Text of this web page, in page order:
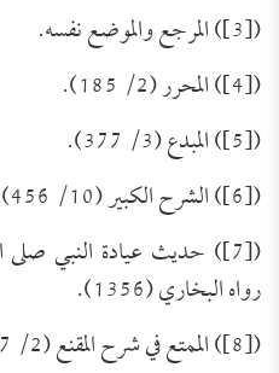
([3]) المرجع والموضع نفسه.
([4]) المحرر (2/ 185).
([5]) المبدع (3/ 377).
([6]) الشرح الكبير (10/ 456).
([7]) حديث عيادة النبي صلى
رواه البخاري (1356).
([8]) الممتع في شرح المقنع (2/ 357).